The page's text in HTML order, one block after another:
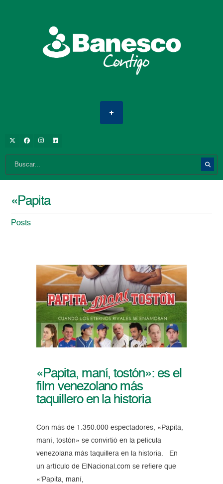
«Papita
Posts
«Papita, maní, tostón»: es el
film venezolano más
taquillero en la historia
Con más de 1.350.000 espectadores, «Papita,
maní, tostón» se convirtió en la película
venezolana más taquillera en la historia. En
un artículo de ElNacional.com se refiere que
«‘Papita, maní,